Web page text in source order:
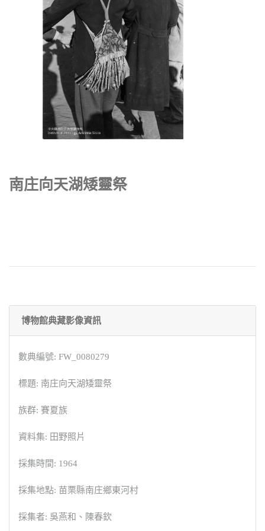
南庄向天湖矮靈祭
博物館典藏影像資訊
數典編號: FW_0080279
標題: 南庄向天湖矮靈祭
族群: 賽夏族
資料集: 田野照片
採集時間: 1964
採集地點: 苗栗縣南庄鄉東河村
採集者: 吳燕和、陳春欽